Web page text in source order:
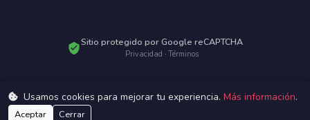
Sitio protegido por Google reCAPTCHA
Privacidad · Términos
© 2026 Diario Paraguayo. Todos los derechos reservados.
Desarrollado por
Usamos cookies para mejorar tu experiencia. Más información.
Aceptar Cerrar